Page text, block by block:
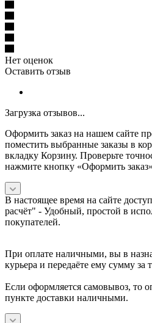
Нет оценок
Оставить отзыв
Загрузка отзывов...
Оформить заказ на нашем сайте
поместить выбранные заказы в
вкладку Корзину. Проверьте
нажмите кнопку «Оформить
В настоящее время на сайте
расчёт" - Удобный, простой в
покупателей.
При оплате наличными, вы в
курьера и передаёте ему сумму за
Если оформляется самовывоз, то
пункте доставки наличными.